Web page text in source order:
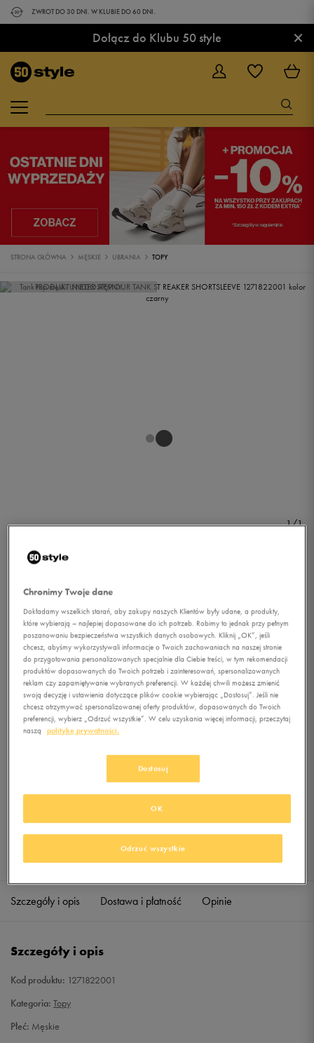
ZWROT DO 30 DNI. W KLUBIE DO 60 DNI.
Dołącz do Klubu 50 style ×
STRONA GŁÓWNA MĘSKIE UBRANIA TOPY
PRODUKT NIEDOSTĘPNY
1/1
UNDER ARMOUR TANK ST
REAKER SHORTSLEEVE
0.0 0
69,99zł z Vat
+ 350 PKT WKLUBIE 50 STYLE
Jeśli artykuł będzie ponownie dostępny, otrzymasz od nas powiadomienie.
Wybierz rozmiar
S Powiadom o dostępności
M Powiadom o dostępności
XXL
Szczegóły i opis Dostawa i płatność Opinie
Szczegóły i opis
Kod produktu: 1271822001
Kategoria: Topy
Płeć: Męskie
Chronimy Twoje dane
Dokładamy wszelkich starań, aby zakupy naszych Klientów były udane, a produkty,
które wybierają – najlepiej dopasowane do ich potrzeb. Robimy to jednak przy pełnym
poszanowaniu bezpieczeństwa wszystkich danych osobowych. Kliknij „OK”, jeśli
chcesz, abyśmy wykorzystywali informacje o Twoich zachowaniach na naszej stronie
do przygotowania personalizowanych specjalnie dla Ciebie treści, w tym rekomendacji
produktów dopasowanych do Twoich potrzeb i zainteresowań, spersonalizowanych
reklam czy zapamiętywanie wybranych preferencji. W każdej chwili możesz zmienić
swoją decyzję i ustawienia dotyczące plików cookie wybierając „Dostosuj”. Jeśli nie
chcesz otrzymywać spersonalizowanej oferty produktów, dopasowanych do Twoich
preferencji, wybierz „Odrzuć wszystkie”. W celu uzyskania więcej informacji, przeczytaj
naszą politykę prywatności.
Dostosuj
Odrzuć wszystkie
OK